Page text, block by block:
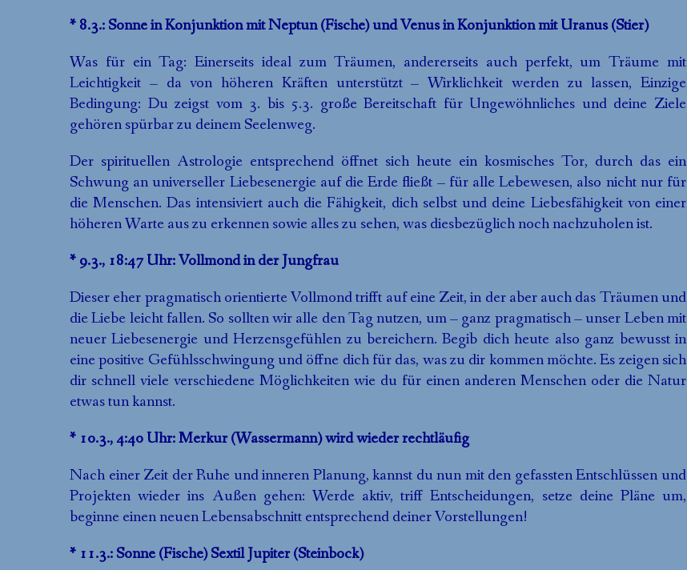
* 8.3.: Sonne in Konjunktion mit Neptun (Fische) und Venus in Konjunktion mit Uranus (Stier)
Was für ein Tag: Einerseits ideal zum Träumen, andererseits auch perfekt, um Träume mit
Leichtigkeit – da von höheren Kräften unterstützt – Wirklichkeit werden zu lassen, Einzige
Bedingung: Du zeigst vom 3. bis 5.3. große Bereitschaft für Ungewöhnliches und deine Ziele
gehören spürbar zu deinem Seelenweg.
Der spirituellen Astrologie entsprechend öffnet sich heute ein kosmisches Tor, durch das ein
Schwung an universeller Liebesenergie auf die Erde fließt – für alle Lebewesen, also nicht nur für
die Menschen. Das intensiviert auch die Fähigkeit, dich selbst und deine Liebesfähigkeit von einer
höheren Warte aus zu erkennen sowie alles zu sehen, was diesbezüglich noch nachzuholen ist.
* 9.3., 18:47 Uhr: Vollmond in der Jungfrau
Dieser eher pragmatisch orientierte Vollmond trifft auf eine Zeit, in der aber auch das Träumen und
die Liebe leicht fallen. So sollten wir alle den Tag nutzen, um – ganz pragmatisch – unser Leben mit
neuer Liebesenergie und Herzensgefühlen zu bereichern. Begib dich heute also ganz bewusst in
eine positive Gefühlsschwingung und öffne dich für das, was zu dir kommen möchte. Es zeigen sich
dir schnell viele verschiedene Möglichkeiten wie du für einen anderen Menschen oder die Natur
etwas tun kannst.
* 10.3., 4:40 Uhr: Merkur (Wassermann) wird wieder rechtläufig
Nach einer Zeit der Ruhe und inneren Planung, kannst du nun mit den gefassten Entschlüssen und
Projekten wieder ins Außen gehen: Werde aktiv, triff Entscheidungen, setze deine Pläne um,
beginne einen neuen Lebensabschnitt entsprechend deiner Vorstellungen!
* 11.3.: Sonne (Fische) Sextil Jupiter (Steinbock)